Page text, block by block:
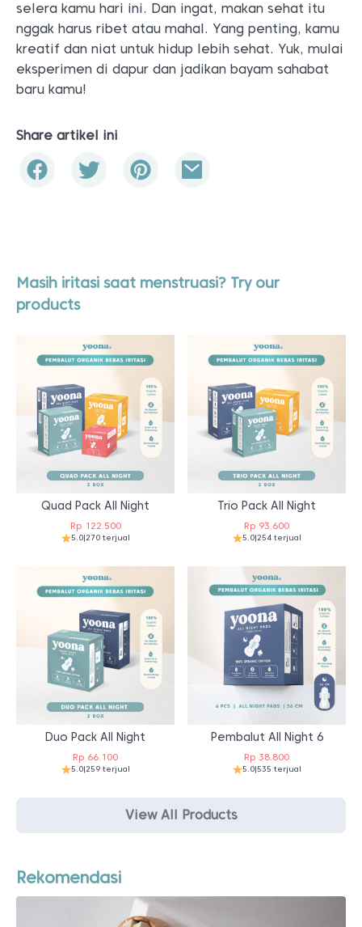
selera kamu hari ini. Dan ingat, makan sehat itu
nggak harus ribet atau mahal. Yang penting, kamu
kreatif dan niat untuk hidup lebih sehat. Yuk, mulai
eksperimen di dapur dan jadikan bayam sahabat
baru kamu!
Share artikel ini
Masih iritasi saat menstruasi? Try our
products
Quad Pack All Night
Rp122.500
5.0|270 terjual
Trio Pack All Night
Rp 93.600
5.0|254 terjual
Duo Pack All Night
Rp 66.100
5.0|259 terjual
Pembalut All Night 6
Rp 38.800
5.0|535 terjual
View All Products
Rekomendasi